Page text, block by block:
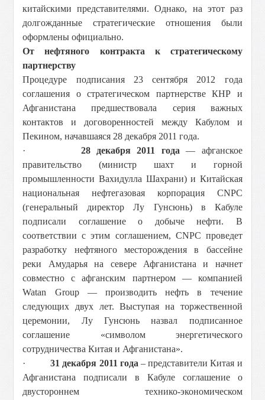
китайскими представителями. Однако, на этот раз
долгожданные стратегические отношения были
оформлены официально.
От нефтяного контракта к стратегическому
партнерству
Процедуре подписания 23 сентября 2012 года
соглашения о стратегическом партнерстве КНР и
Афганистана предшествовала серия важных
контактов и договоренностей между Кабулом и
Пекином, начавшаяся 28 декабря 2011 года.
· 28 декабря 2011 года — афганское
правительство (министр шахт и горной
промышленности Вахидулла Шахрани) и Китайская
национальная нефтегазовая корпорация CNPC
(генеральный директор Лу Гунсюнь) в Кабуле
подписали соглашение о добыче нефти. В
соответствии с этим соглашением, CNPC проведет
разработку нефтяного месторождения в бассейне
реки Амударья на севере Афганистана и начнет
совместно с афганским партнером — компанией
Watan Group — производить нефть в течение
следующих двух лет. Выступая на торжественной
церемонии, Лу Гунсюнь назвал подписанное
соглашение «символом энергетического
сотрудничества Китая и Афганистана».
·31 декабря 2011 года – представители Китая и
Афганистана подписали в Кабуле соглашение о
двустороннем технико-экономическом